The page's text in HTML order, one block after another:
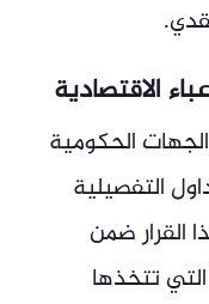
الاقتصادية
الحكومية
التفصيلية
القرار ضمن
تتخذها